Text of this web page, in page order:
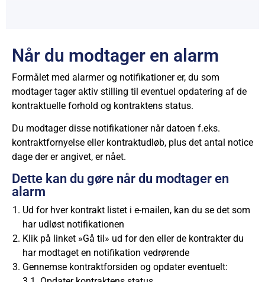
Når du modtager en alarm
Formålet med alarmer og notifikationer er, du som
modtager tager aktiv stilling til eventuel opdatering af de
kontraktuelle forhold og kontraktens status.
Du modtager disse notifikationer når datoen f.eks.
kontraktfornyelse eller kontraktudløb, plus det antal notice
dage der er angivet, er nået.
Dette kan du gøre når du modtager en
alarm
Ud for hver kontrakt listet i e-mailen, kan du se det som
har udløst notifikationen
Klik på linket »Gå til» ud for den eller de kontrakter du
har modtaget en notifikation vedrørende
Gennemse kontraktforsiden og opdater eventuelt: